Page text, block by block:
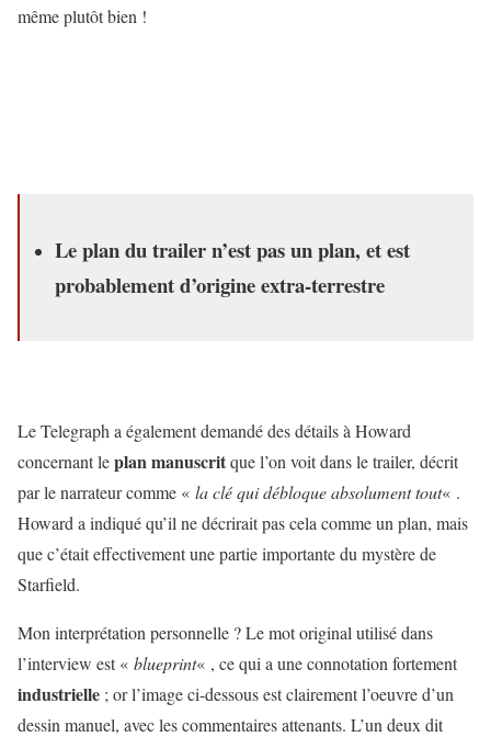
même plutôt bien !
Le plan du trailer n’est pas un plan, et est
probablement d’origine extra-terrestre
Le Telegraph a également demandé des détails à Howard
concernant leplan manuscritque l’on voit dans le trailer, décrit
par le narrateur comme « la clé qui débloque absolument tout« .
Howard a indiqué qu’il ne décrirait pas cela comme un plan, mais
que c’était effectivement une partie importante du mystère de
Starfield.
Mon interprétation personnelle ? Le mot original utilisé dans
l’interview est « blueprint« , ce qui a une connotation fortement
industrielle ; or l’image ci-dessous est clairement l’oeuvre d’un
dessin manuel, avec les commentaires attenants. L’un deux dit